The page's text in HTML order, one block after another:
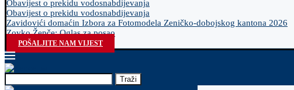
Obavijest o prekidu vodosnabdijevanja
Obavijest o prekidu vodosnabdijevanja
Zavidovići domaćin Izbora za Fotomodela Zeničko-dobojskog kantona 2026
Zovko Žepče: Oglas za posao
POŠALJITE NAM VIJEST
Traži